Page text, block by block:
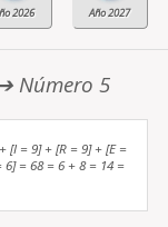
Número 5
[I = 9] + [R = 9] + [E =
6] = 68 = 6 + 8 = 14 =